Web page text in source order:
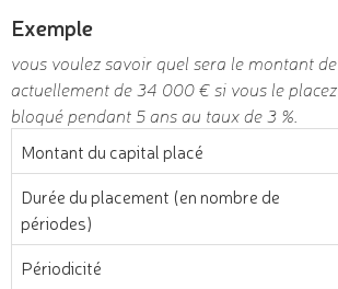
Exemple
vous voulez savoir quel sera le montant
actuellement de 34 000 € si vous le
bloqué pendant 5 ans au taux de 3 %.
Montant du capital placé
Durée du placement (en nombre de
périodes)
Périodicité